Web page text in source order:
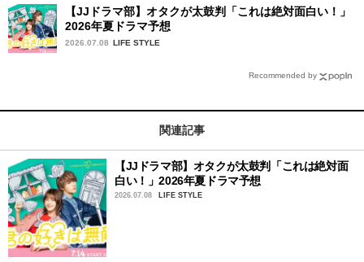
【JJドラマ部】オタクが太鼓判「これは絶対面白い！」
2026年夏ドラマ予想
2026.07.08 LIFE STYLE
Recommended by
関連記事
【JJドラマ部】オタクが太鼓判「これは絶対面
白い！」2026年夏ドラマ予想
2026.07.08 LIFE STYLE